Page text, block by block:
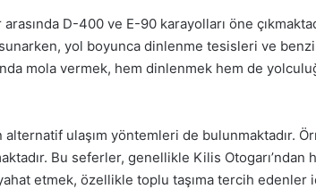
D-400 ve E-90 karayolları öne
yol boyunca dinlenme tesisleri ve
mola vermek, hem dinlenmek hem de
alternatif ulaşım yöntemleri de bulunmaktadır.
Bu seferler, genellikle Kilis Otogarı’ndan
etmek, özellikle toplu taşıma tercih edenler